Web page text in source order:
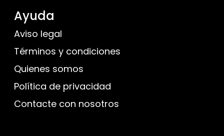
Ayuda
Aviso legal
Términos y condiciones
Quienes somos
Política de privacidad
Contacte con nosotros